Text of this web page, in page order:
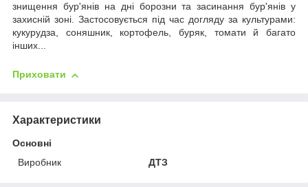
знищення бур'янів на дні борозни та засинання бур'янів у
захисній зоні. Застосовується під час догляду за культурами:
кукурудза, соняшник, кортофель, буряк, томати й багато
інших...
Приховати
Характеристики
Основні
Виробник
ДТЗ